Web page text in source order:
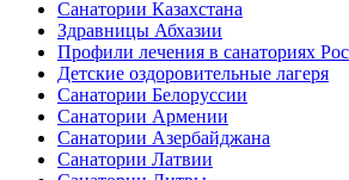
Санатории Казахстана
Здравницы Абхазии
Профили лечения в санаториях
Детские оздоровительные лагеря
Санатории Белоруссии
Санатории Армении
Санатории Азербайджана
Санатории Латвии